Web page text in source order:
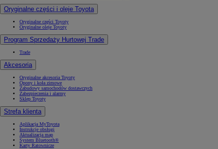
Oryginalne części i oleje Toyota
Oryginalne części Toyoty
Oryginalne oleje Toyoty
Program Sprzedaży Hurtowej Trade
Trade
Akcesoria
Oryginalne akcesoria Toyoty
Opony i koła zimowe
Zabudowy samochodów dostawczych
Zabezpieczenia i alarmy
Sklep Toyoty
Strefa klienta
Aplikacja MyToyota
Instrukcje obsługi
Aktualizacja map
System Bluetooth®
Karty Ratownicze